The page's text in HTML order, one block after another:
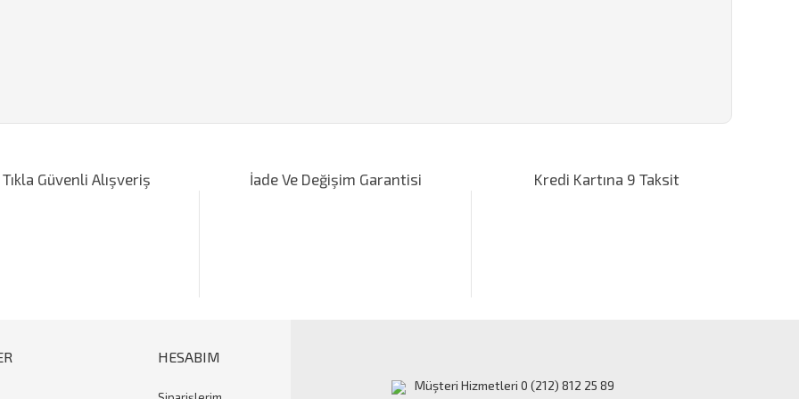
Gönder
Tıkla Güvenli Alışveriş İade Ve Değişim Garantisi Kredi Kartına 9 Taksit
HESABIM
Müşteri Hizmetleri 0 (212) 812 25 89